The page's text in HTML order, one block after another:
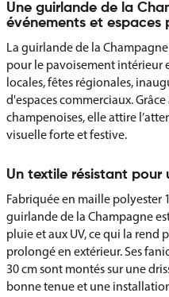
Une guirlande de la
événements et espaces
La guirlande de la
pour le pavoisement intérieur
locales, fêtes régionales,
d'espaces commerciaux.
champenoises, elle attire
visuelle forte et festive.
Un textile résistant pour
Fabriquée en maille polyester
guirlande de la Champagne
pluie et aux UV, ce qui la rend
prolongé en extérieur. Ses
30 cm sont montés sur une
bonne tenue et une